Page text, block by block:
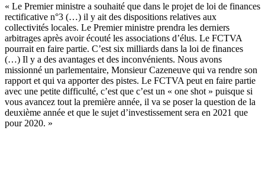
« Le Premier ministre a souhaité que dans le projet de loi de finances
rectificative n°3 (…) il y ait des dispositions relatives aux
collectivités locales. Le Premier ministre prendra les derniers
arbitrages après avoir écouté les associations d’élus. Le FCTVA
pourrait en faire partie. C’est six milliards dans la loi de finances
(…) Il y a des avantages et des inconvénients. Nous avons
missionné un parlementaire, Monsieur Cazeneuve qui va rendre son
rapport et qui va apporter des pistes. Le FCTVA peut en faire partie
avec une petite difficulté, c’est que c’est un « one shot » puisque si
vous avancez tout la première année, il va se poser la question de la
deuxième année et que le sujet d’investissement sera en 2021 que
pour 2020. »